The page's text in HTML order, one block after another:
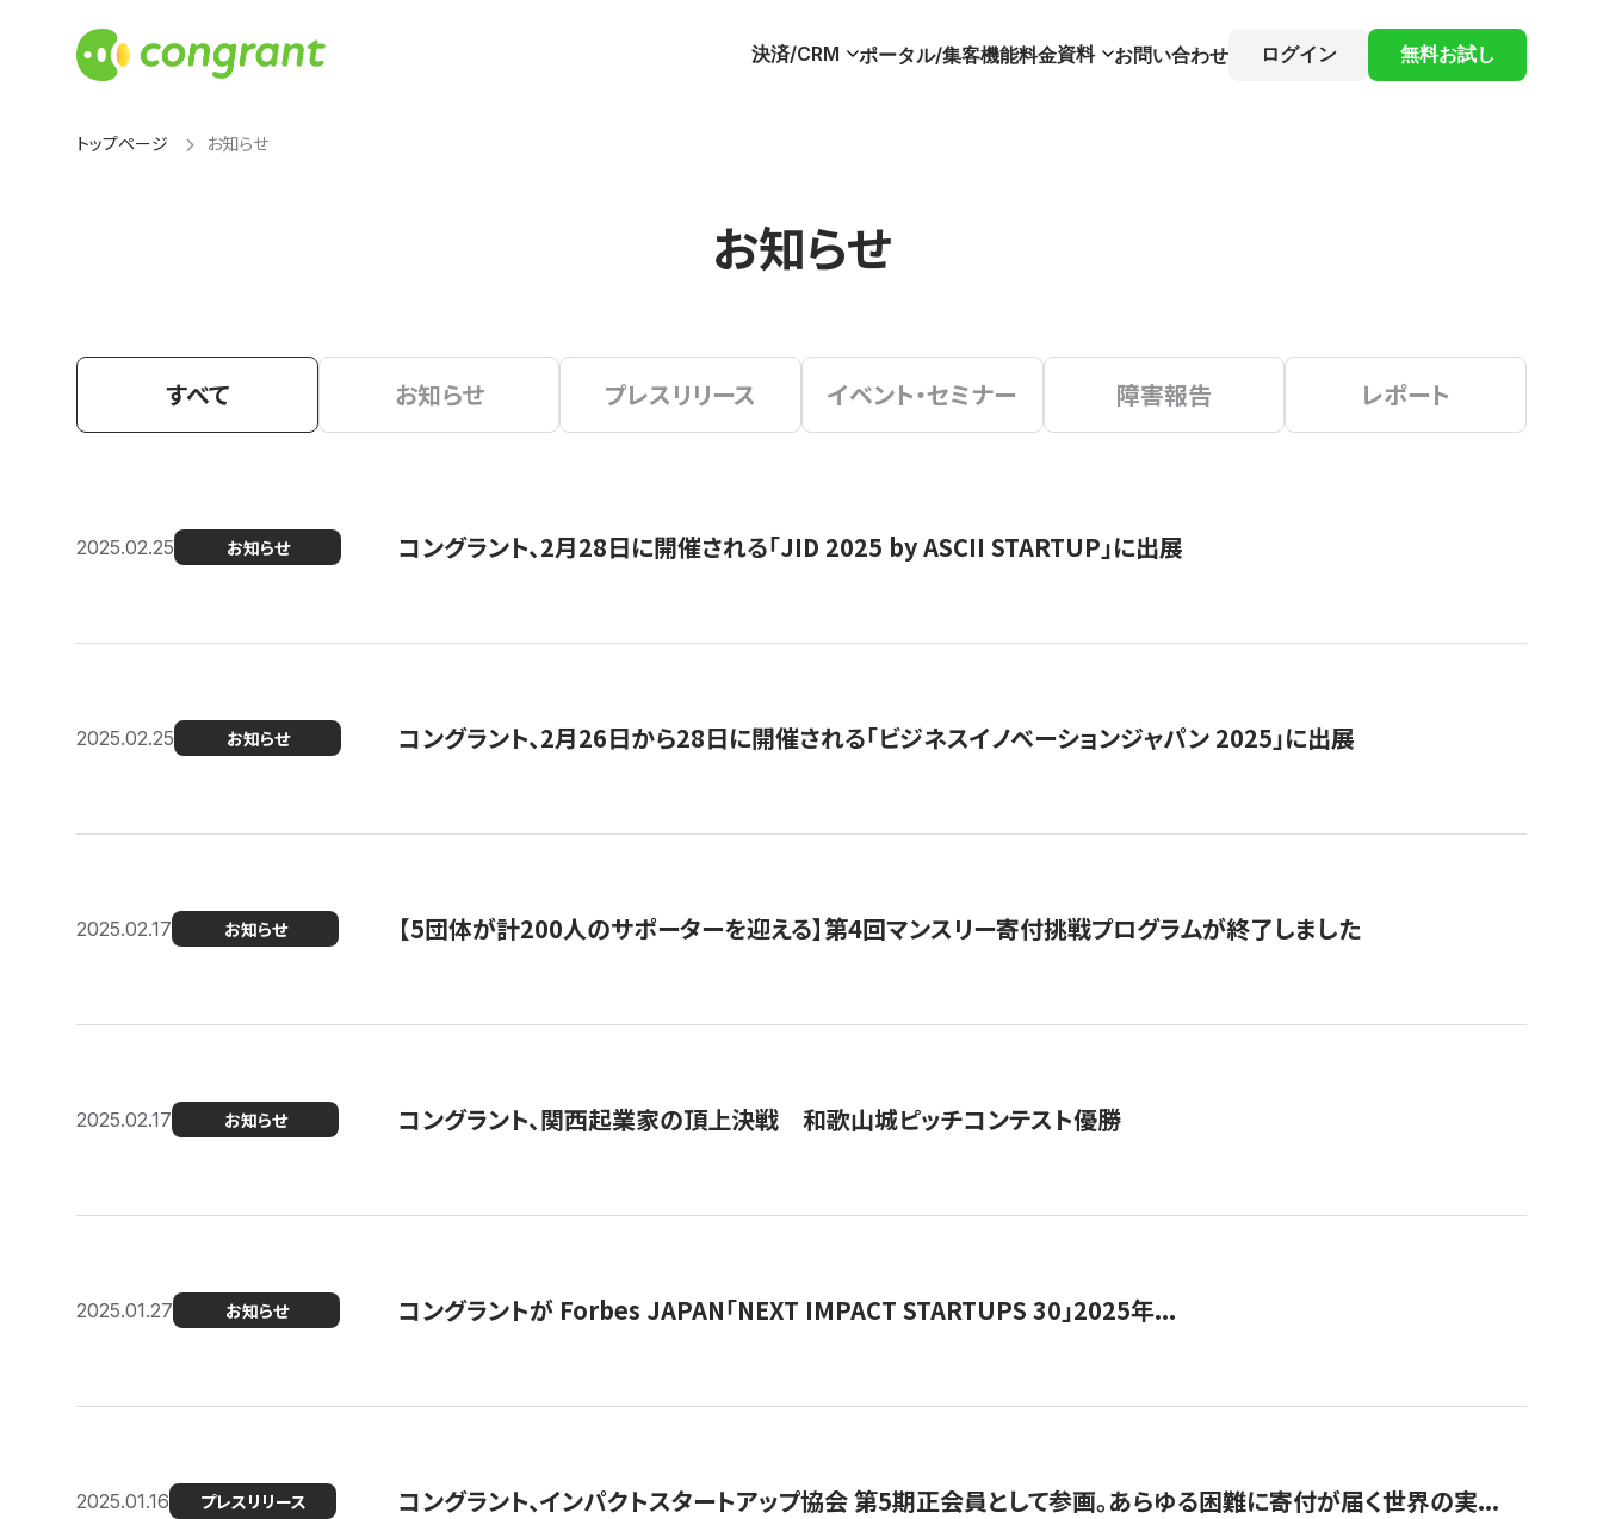
決済/CRM ポータル/集客機能料金資料 お問い合わせ ログイン 無料お試し
トップページ お知らせ
お知らせ
すべて お知らせ プレスリリース イベント・セミナー 障害報告 レポート
2025.02.25 お知らせ コングラント、2月28日に開催される「JID 2025 by ASCII STARTUP」に出展
2025.02.25 お知らせ コングラント、2月26日から28日に開催される「ビジネスイノベーションジャパン 2025」に出展
2025.02.17 お知らせ 【5団体が計200人のサポーターを迎える】​​第4回マンスリー寄付挑戦プログラムが終了しました
2025.02.17 お知らせ コングラント、関西起業家の頂上決戦 和歌山城ピッチコンテスト優勝
2025.01.27 お知らせ コングラントが Forbes JAPAN「NEXT IMPACT STARTUPS 30」2025年...
2025.01.16 プレスリリース コングラント、インパクトスタートアップ協会 第5期正会員として参画。あらゆる困難に寄付が届く世界の実...